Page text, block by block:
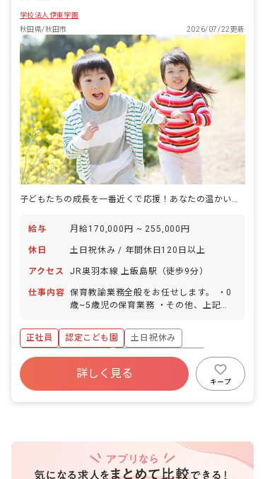
学校法人伊東学園
秋田県/秋田市
2026/07/22更新
子どもたちの成長を一番近くで応援！あなたの温かい心が輝く場所です
給与 月給170,000円 ~ 255,000円
休日 土日祝休み / 年間休日120日以上
アクセス JR奥羽本線 上飯島駅（徒歩9分）
仕事内容 保育教諭業務全般をお任せします。 ・0
歳~5歳児の保育業務 ・その他、上記に
正社員
認定こども園
土日祝休み
ボーナス・賞与あり
年間休日120日以上
社会保険完備
有給
退職金制度
詳しく見る
キープ